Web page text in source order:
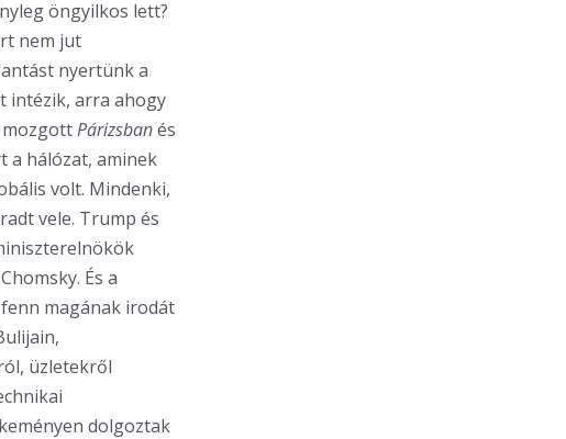
öngyilkos lett?
nem jut
nyertünk a
intézik, arra ahogy
mozgottPárizsbanés
a hálózat, aminek
volt. Mindenki,
vele. Trump és
És a
magának irodát
üzletekről
dolgoztak